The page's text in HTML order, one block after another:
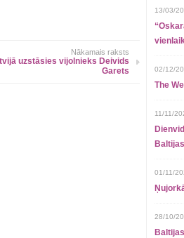
Nākamais raksts
uzstāsies vijolnieks Deivids
Garets
13/03/
02/12/
The
11/11/
01/11/
28/10/